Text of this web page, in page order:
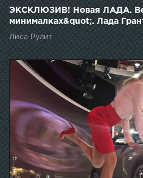
ЭКСКЛЮЗИВ! Новая ЛАДА.
минималках&quot;. Лада
Лисовская. Лиса рулит
Лиса Рулит